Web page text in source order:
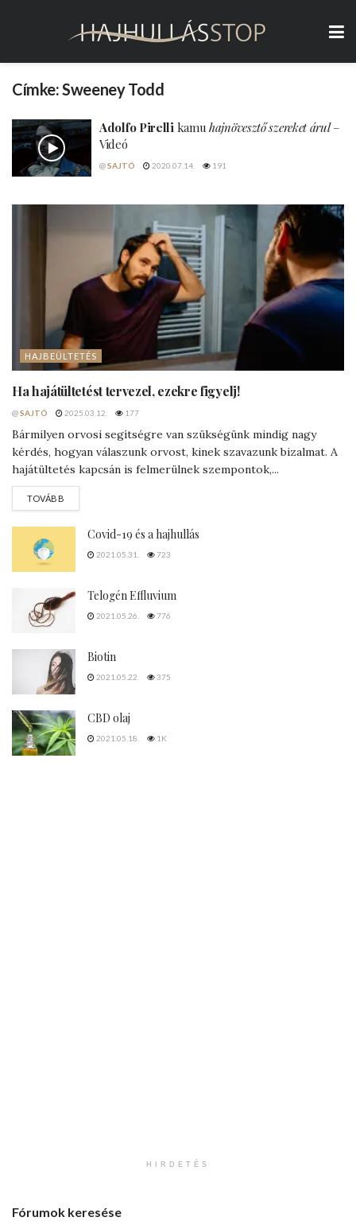
Címke:Sweeney Todd
Adolfo Pirellikamuhajnövesztő szereket árul–
Videó
@SAJTÓ 2020.07.14. 191
HAJBEÜLTETÉS
Ha hajátültetést tervezel, ezekre figyelj!
@SAJTÓ 2025.03.12. 177
Bármilyen orvosi segítségre van szükségünk mindig nagy
kérdés, hogyan válaszunk orvost, kinek szavazunk bizalmat. A
hajátültetés kapcsán is felmerülnek szempontok,...
TOVÁBB
Covid-19 és a hajhullás
2021.05.31. 723
Telogén Effluvium
2021.05.26. 776
Biotin
2021.05.22. 375
CBD olaj
2021.05.18. 1K
HIRDETÉS
Fórumok keresése